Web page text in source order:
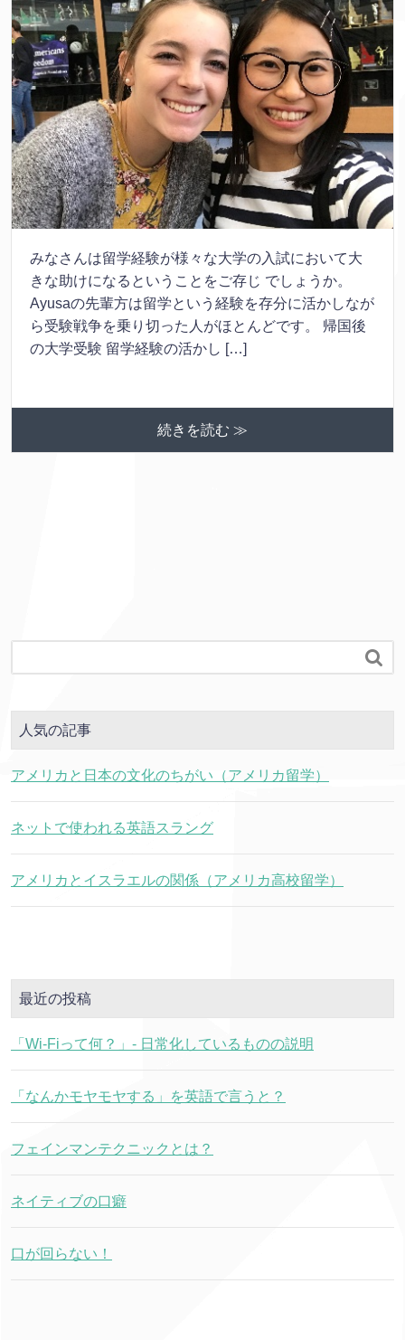
みなさんは留学経験が様々な大学の入試において大
きな助けになるということをご存じ でしょうか。
Ayusaの先輩方は留学という経験を存分に活かしなが
ら受験戦争を乗り切った人がほとんどです。 帰国後
の大学受験 留学経験の活かし […]
続きを読む ≫

人気の記事
アメリカと日本の文化のちがい（アメリカ留学）
ネットで使われる英語スラング
アメリカとイスラエルの関係（アメリカ高校留学）
最近の投稿
「Wi-Fiって何？」- 日常化しているものの説明
「なんかモヤモヤする」を英語で言うと？
フェインマンテクニックとは？
ネイティブの口癖
口が回らない！